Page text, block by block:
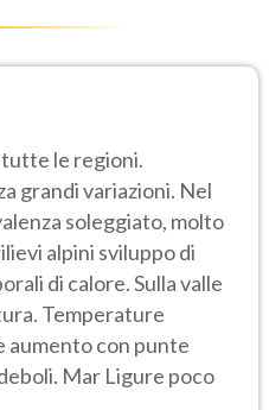
le regioni.
grandi variazioni. Nel
soleggiato, molto
alpini sviluppo di
di calore. Sulla valle
Temperature
aumento con punte
Mar Ligure poco